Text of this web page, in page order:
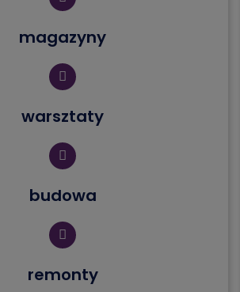
magazyny
warsztaty
budowa
remonty